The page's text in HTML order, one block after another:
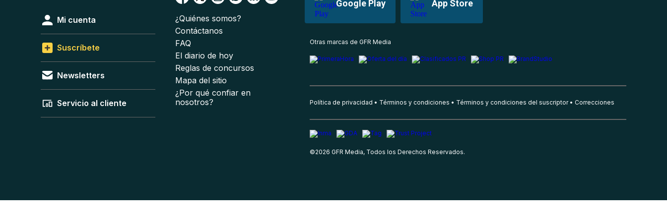
Google Play App Store
Mi cuenta
Suscríbete
Newsletters
Servicio al cliente
¿Quiénes somos?
Contáctanos
FAQ
El diario de hoy
Reglas de concursos
Mapa del sitio
¿Por qué confiar en
nosotros?
Otras marcas de GFR Media
Política de privacidad Términos y condiciones Términos y condiciones del suscriptor Correcciones
©2026 GFR Media, Todos los Derechos Reservados.